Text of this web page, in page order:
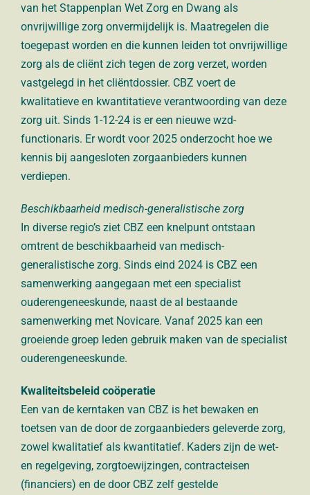
van het Stappenplan Wet Zorg en Dwang als
onvrijwillige zorg onvermijdelijk is. Maatregelen die
toegepast worden en die kunnen leiden tot onvrijwillige
zorg als de cliënt zich tegen de zorg verzet, worden
vastgelegd in het cliëntdossier. CBZ voert de
kwalitatieve en kwantitatieve verantwoording van deze
zorg uit. Sinds 1-12-24 is er een nieuwe wzd-
functionaris. Er wordt voor 2025 onderzocht hoe we
kennis bij aangesloten zorgaanbieders kunnen
verdiepen.
Beschikbaarheid medisch-generalistische zorg
In diverse regio’s ziet CBZ een knelpunt ontstaan
omtrent de beschikbaarheid van medisch-
generalistische zorg. Sinds eind 2024 is CBZ een
samenwerking aangegaan met een specialist
ouderengeneeskunde, naast de al bestaande
samenwerking met Novicare. Vanaf 2025 kan een
groeiende groep leden gebruik maken van de specialist
ouderengeneeskunde.
Kwaliteitsbeleid coöperatie
Een van de kerntaken van CBZ is het bewaken en
toetsen van de door de zorgaanbieders geleverde zorg,
zowel kwalitatief als kwantitatief. Kaders zijn de wet-
en regelgeving, zorgtoewijzingen, contracteisen
(financiers) en de door CBZ zelf gestelde